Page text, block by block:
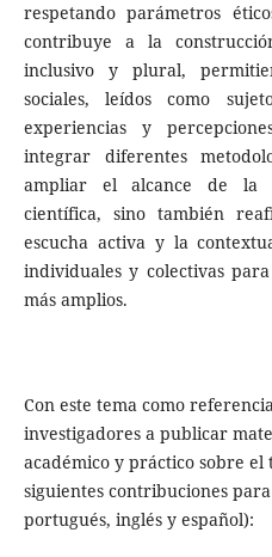
respetando parámetros
contribuye a la
inclusivo y plural,
sociales, leídos como
experiencias y
integrar diferentes
ampliar el alcance de la
científica, sino también
escucha activa y la
individuales y colectivas
más amplios.
Con este tema como
investigadores a publicar
académico y práctico sobre el
siguientes contribuciones
portugués, inglés y español):